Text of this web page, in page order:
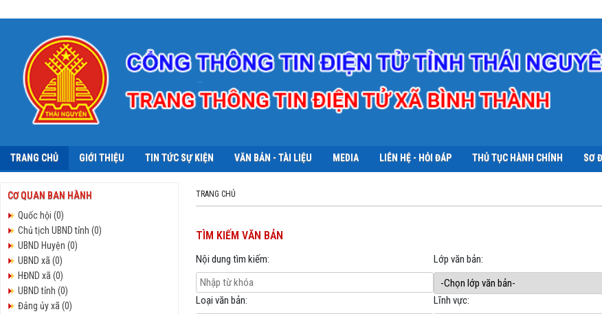
TRANG CHỦ GIỚI THIỆU TIN TỨC SỰ KIỆN VĂN BẢN - TÀI LIỆU MEDIA LIÊN HỆ - HỎI ĐÁP THỦ TỤC HÀNH CHÍNH SƠ
CƠ QUAN BAN HÀNH
Quốc hội (0)
Chủ tịch UBND tỉnh (0)
UBND Huyện (0)
UBND xã (0)
HĐND xã (0)
UBND tỉnh (0)
Đảng ủy xã (0)
TRANG CHỦ
TÌM KIẾM VĂN BẢN
Nội dung tìm kiếm: Lớp văn bản:
Loại văn bản: Lĩnh vực: